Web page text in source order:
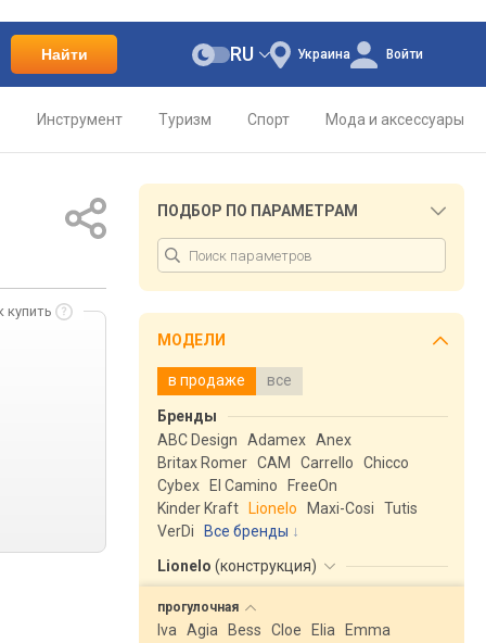
Найти Украина
RU Войти
Инструмент Туризм Спорт Мода и аксессуары
купить
ПОДБОР ПО ПАРАМЕТРАМ
МОДЕЛИ
в продаже все
Бренды
ABC Design
Adamex Anex
Britax Romer CAM Carrello
Chicco
Cybex
El Camino
FreeOn
Kinder Kraft
Lionelo Maxi-Cosi
Tutis
VerDi
Все бренды
Lionelo (конструкция)
прогулочная
Iva Agia Bess Cloe Elia
Emma